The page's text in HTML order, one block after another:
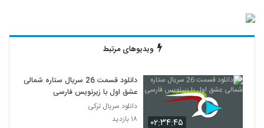
ویدیوهای مرتبط
۰۲:۳۴:۴۵
دانلود قسمت 26 سریال ستاره شمالی
عشق اول با زیرنویس فارسی
دانلود سریال ترکی
۱۸ بازدید